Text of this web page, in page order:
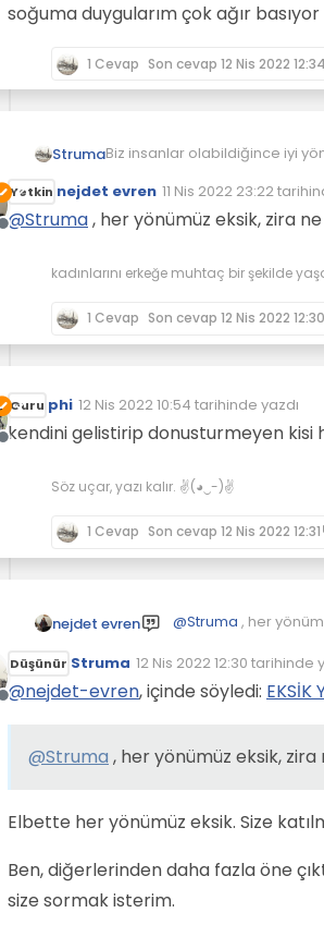
soğuma duygularım çok ağır basıyor
1 Cevap Son cevap 12 Nis 2022 12:34
StrumaBiz insanlar olabildiğince iyi yönlerimizi
İlişki türlerinde ilerleyen
bahsetmek benim için bir
Ancak sürekli olumsuz
NOT : İYİ - OLUMLU - OLUMSUZ
Çevrimdışı
Yetkin nejdet evren 11 Nis 2022 23:22
Son düzenleyen:
@Struma, her yönümüz eksik, zira
kadınlarını erkeğe muhtaç bir şekilde
1 Cevap Son cevap 12 Nis 2022 12:30
Çevrimdışı
Guru phi 12 Nis 2022 10:54 tarihinde yazdı
Son düzenleyen:
kendini gelistirip donusturmeyen kisi
Söz uçar, yazı kalır. ✌(◕‿-)✌
1 Cevap Son cevap 12 Nis 2022 12:31
nejdet evren @Struma , her
Çevrimdışı
Düşünür Struma 12 Nis 2022 12:30 tarihinde
Son düzenleyen:
@nejdet-evren, içinde söyledi: EKSİK
@Struma , her yönümüz eksik,
Elbette her yönümüz eksik. Size
Ben, diğerlerinden daha fazla öne
size sormak isterim.